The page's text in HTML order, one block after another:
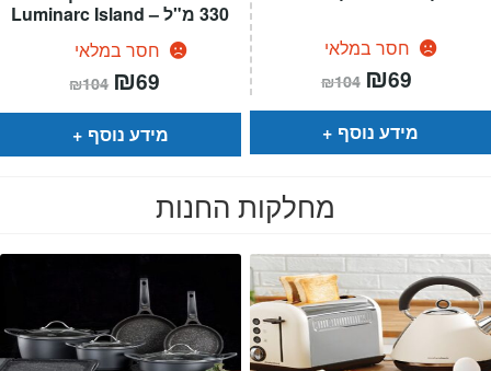
330 מ"ל – Luminarc Island
חסר במלאי
₪104 המחיר
המקורי
היה:
₪104.
₪69
הוא:
מידע נוסף
חסר במלאי
₪104 המחיר
המקורי
היה:
₪104.
₪69
הוא:
מידע נוסף
מחלקות החנות